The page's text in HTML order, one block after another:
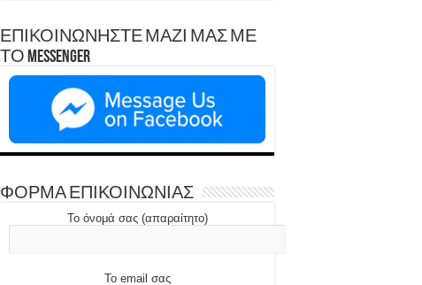
ΕΠΙΚΟΙΝΩΝΗΣΤΕ ΜΑΖΙ ΜΑΣ ΜΕ
ΤΟ Messenger
ΦΟΡΜΑ ΕΠΙΚΟΙΝΩΝΙΑΣ
Το όνομά σας (απαραίτητο)
Το email σας